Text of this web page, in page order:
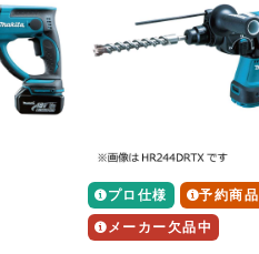
プロ仕様 予約商品
メーカー欠品中